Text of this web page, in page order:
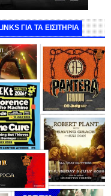
ΓΙΑ ΤΑ ΕΙΣΙΤΗΡΙΑ